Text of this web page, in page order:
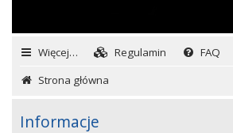
Więcej… Regulamin FAQ
Strona główna
Informacje